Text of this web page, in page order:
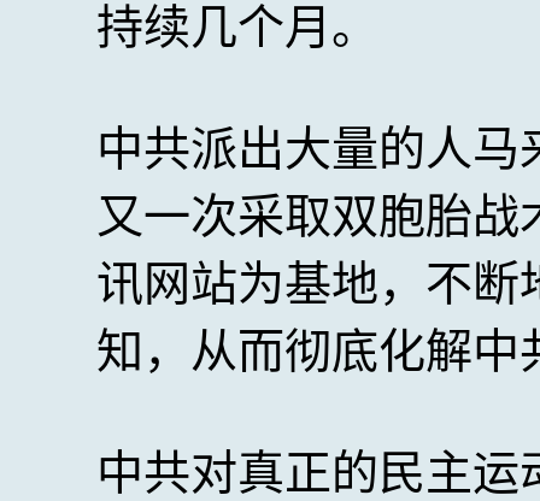
持续几个月。
中共派出大量的人
又一次采取双胞胎
讯网站为基地，不
知，从而彻底化解中
中共对真正的民主